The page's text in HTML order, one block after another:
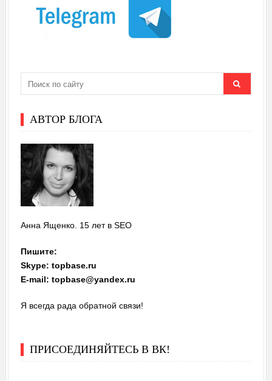
АВТОР БЛОГА
Анна Ященко. 15 лет в SEO
Пишите:
Skype: topbase.ru
E-mail: topbase@yandex.ru
Я всегда рада обратной связи!
ПРИСОЕДИНЯЙТЕСЬ В ВК!